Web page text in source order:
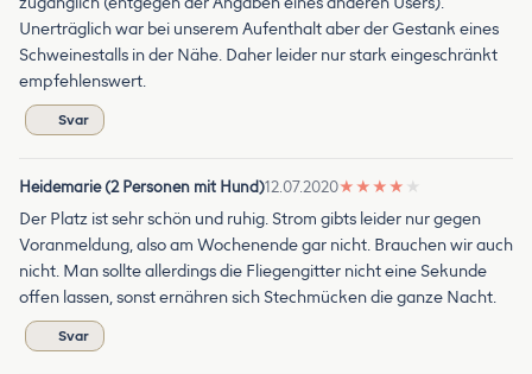
Unerträglich war bei unserem Aufenthalt aber der Gestank eines
Schweinestalls in der Nähe. Daher leider nur stark eingeschränkt
empfehlenswert.
Svar
Heidemarie (2 Personen mit Hund)12.07.2020★ ★ ★ ★ ★
Der Platz ist sehr schön und ruhig. Strom gibts leider nur gegen
Voranmeldung, also am Wochenende gar nicht. Brauchen wir auch
nicht. Man sollte allerdings die Fliegengitter nicht eine Sekunde
offen lassen, sonst ernähren sich Stechmücken die ganze Nacht.
Svar